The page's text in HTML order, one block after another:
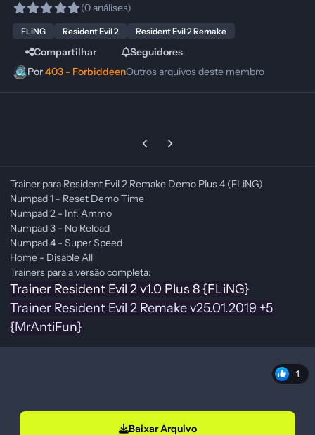
(0 análises)
FLiNG Resident Evil 2 Resident Evil 2 Remake
Compartilhar
Seguidores
Por403 - ForbiddeenOutros arquivos deste membro
Previous carousel slide
Next carousel slide
Trainer para Resident Evil 2 Remake Demo Plus 4 (FLiNG)
Numpad 1 - Reset Demo Time
Numpad 2 - Inf. Ammo
Numpad 3 - No Reload
Numpad 4 - Super Speed
Home - Disable All
Trainers para a versão completa:
Trainer Resident Evil 2 v1.0 Plus 8 {FLiNG}
Trainer Resident Evil 2 Remake v25.01.2019 +5
{MrAntiFun}
1
Baixar Arquivo